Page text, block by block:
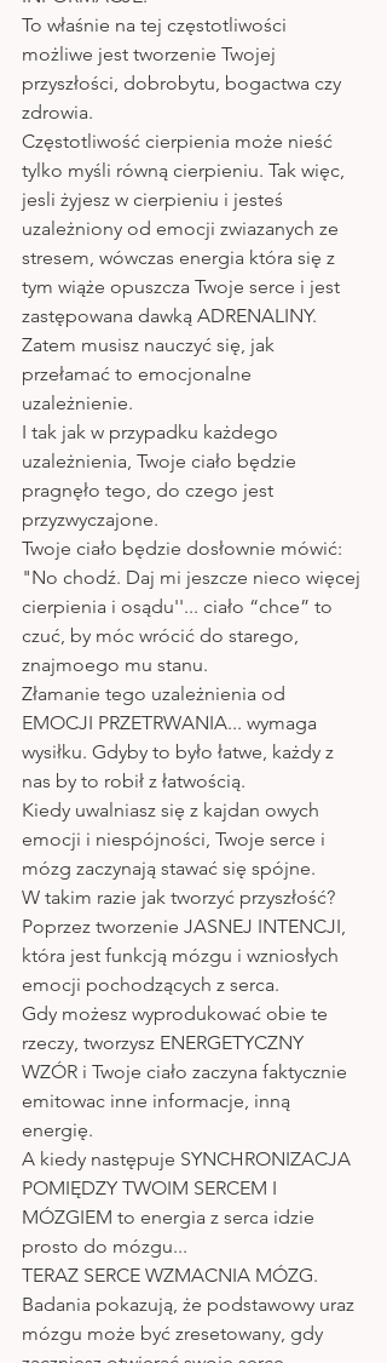
To właśnie na tej częstotliwości
możliwe jest tworzenie Twojej
przyszłości, dobrobytu, bogactwa czy
zdrowia.
Częstotliwość cierpienia może nieść
tylko myśli równą cierpieniu. Tak więc,
jesli żyjesz w cierpieniu i jesteś
uzależniony od emocji zwiazanych ze
stresem, wówczas energia która się z
tym wiąże opuszcza Twoje serce i jest
zastępowana dawką ADRENALINY.
Zatem musisz nauczyć się, jak
przełamać to emocjonalne
uzależnienie.
I tak jak w przypadku każdego
uzależnienia, Twoje ciało będzie
pragnęło tego, do czego jest
przyzwyczajone.
Twoje ciało będzie dosłownie mówić:
"No chodź. Daj mi jeszcze nieco więcej
cierpienia i osądu''... ciało “chce” to
czuć, by móc wrócić do starego,
znajmoego mu stanu.
Złamanie tego uzależnienia od
EMOCJI PRZETRWANIA... wymaga
wysiłku. Gdyby to było łatwe, każdy z
nas by to robił z łatwością.
Kiedy uwalniasz się z kajdan owych
emocji i niespójności, Twoje serce i
mózg zaczynają stawać się spójne.
W takim razie jak tworzyć przyszłość?
Poprzez tworzenie JASNEJ INTENCJI,
która jest funkcją mózgu i wzniosłych
emocji pochodzących z serca.
Gdy możesz wyprodukować obie te
rzeczy, tworzysz ENERGETYCZNY
WZÓR i Twoje ciało zaczyna faktycznie
emitowac inne informacje, inną
energię.
A kiedy następuje SYNCHRONIZACJA
POMIĘDZY TWOIM SERCEM I
MÓZGIEM to energia z serca idzie
prosto do mózgu...
TERAZ SERCE WZMACNIA MÓZG.
Badania pokazują, że podstawowy uraz
mózgu może być zresetowany, gdy